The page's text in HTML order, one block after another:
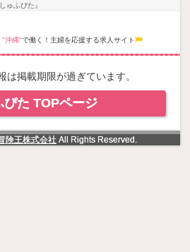
ゅふぴた』
"沖縄"で働く！主婦を応援する求人サイト
は掲載期限が過ぎています。
ぴた TOPページ
険王株式会社All Rights Reserved.